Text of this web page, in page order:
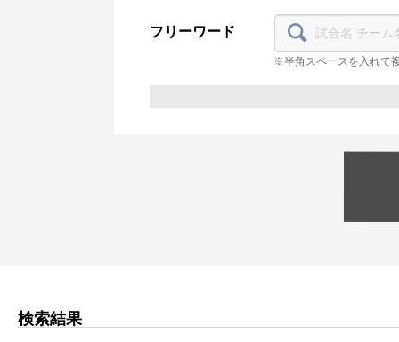
フリーワード
※半角スペースを入れて
検索結果